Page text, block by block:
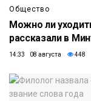
Общество
Можно ли
рассказали в
14:33 08 августа 448